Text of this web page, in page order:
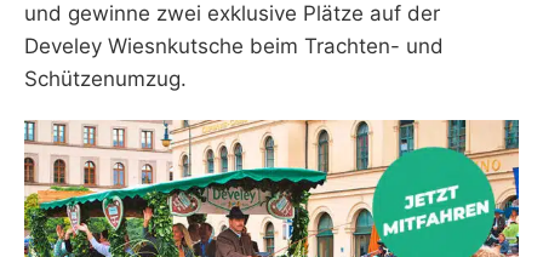
und gewinne zwei exklusive Plätze auf der
Develey Wiesnkutsche beim Trachten- und
Schützenumzug.